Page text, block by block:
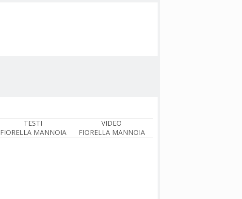
TESTI
FIORELLA MANNOIA
VIDEO
FIORELLA MANNOIA